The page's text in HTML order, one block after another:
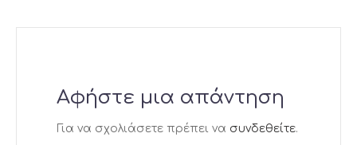
Αφήστε μια απάντηση
Για να σχολιάσετε πρέπει να συνδεθείτε.